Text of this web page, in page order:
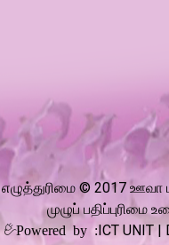
எழுத்துரிமை © 2017
முழுப் பதிப்புரிமை
Powered by :ICT UNIT |